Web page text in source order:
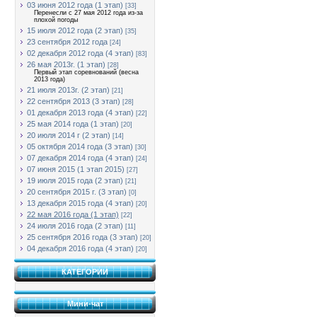
03 июня 2012 года (1 этап) [33]
Перенесли с 27 мая 2012 года из-за
плохой погоды
15 июля 2012 года (2 этап) [35]
23 сентября 2012 года [24]
02 декабря 2012 года (4 этап) [83]
26 мая 2013г. (1 этап) [28]
Первый этап соревнований (весна
2013 года)
21 июля 2013г. (2 этап) [21]
22 сентября 2013 (3 этап) [28]
01 декабря 2013 года (4 этап) [22]
25 мая 2014 года (1 этап) [20]
20 июля 2014 г (2 этап) [14]
05 октября 2014 года (3 этап) [30]
07 декабря 2014 года (4 этап) [24]
07 июня 2015 (1 этап 2015) [27]
19 июля 2015 года (2 этап) [21]
20 сентября 2015 г. (3 этап) [0]
13 декабря 2015 года (4 этап) [20]
22 мая 2016 года (1 этап) [22]
24 июля 2016 года (2 этап) [11]
25 сентября 2016 года (3 этап) [20]
04 декабря 2016 года (4 этап) [20]
КАТЕГОРИИ
Мини-чат